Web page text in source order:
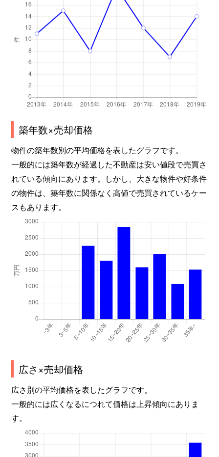
築年数×売却価格
物件の築年数別の平均価格を表したグラフです。
一般的には築年数が経過した不動産は安い値段で売買さ
れている傾向にあります。しかし、大きな物件や好条件
の物件は、築年数に関係なく高値で売買されているケー
スもあります。
広さ×売却価格
広さ別の平均価格を表したグラフです。
一般的には広くなるにつれて価格は上昇傾向にありま
す。